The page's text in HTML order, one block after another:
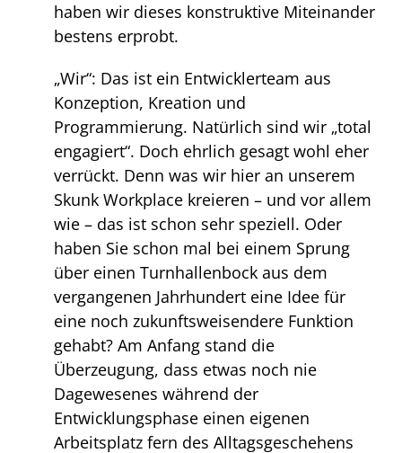
haben wir dieses konstruktive Miteinander
bestens erprobt.
„Wir“: Das ist ein Entwicklerteam aus
Konzeption, Kreation und
Programmierung. Natürlich sind wir „total
engagiert“. Doch ehrlich gesagt wohl eher
verrückt. Denn was wir hier an unserem
Skunk Workplace kreieren – und vor allem
wie – das ist schon sehr speziell. Oder
haben Sie schon mal bei einem Sprung
über einen Turnhallenbock aus dem
vergangenen Jahrhundert eine Idee für
eine noch zukunftsweisendere Funktion
gehabt? Am Anfang stand die
Überzeugung, dass etwas noch nie
Dagewesenes während der
Entwicklungsphase einen eigenen
Arbeitsplatz fern des Alltagsgeschehens